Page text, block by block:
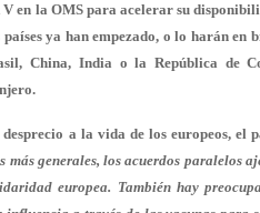
en la OMS para acelerar su
ya han empezado, o lo harán en
China, India o la República de
a la vida de los europeos, el
más generales, los acuerdos paralelos
europea. También hay